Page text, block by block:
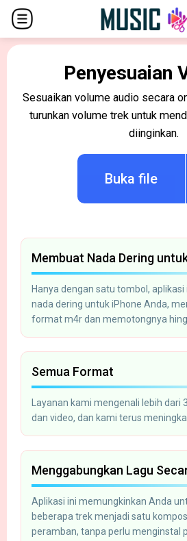
Penyesuaian
Sesuaikan volume audio secara
turunkan volume trek untuk
diinginkan.
Buka file
Membuat Nada Dering
Hanya dengan satu tombol,
nada dering untuk iPhone Anda,
format m4r dan memotongnya
menggunakan iTunes.
Semua Format
Layanan kami mengenali lebih dari
dan video, dan kami terus
Menggabungkan Lagu
Aplikasi ini memungkinkan Anda
beberapa trek menjadi satu
peramban, tanpa perlu menginstal